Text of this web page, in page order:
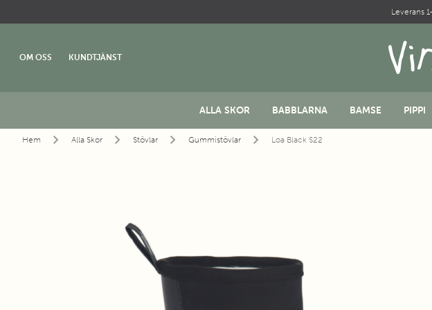
Leverans
OM OSS KUNDTJÄNST
ALLA SKOR BABBLARNA BAMSE PIPPI
Hem Alla Skor Stövlar Gummistövlar Loa Black S22